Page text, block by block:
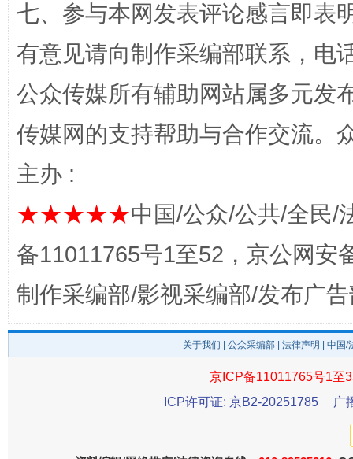
完善运行机制助力责任有效落实 一纸欠
东山县通报“牛蛙产品抗生素超标问题” 法
七、参与本网发表评论感言即表
有意见请向制作采编部联系，电
公众传媒所有辅助网站属多元发
传媒网的支持帮助与合作交流。
主办 :
★★★★★中国/公众/公共/全民/
备11011765号1至52，京公网安
制作采编部/影视采编部/发布广
关于我们 公众采编部 法律声明 | 中国
京ICP备11011765号1至
ICP许可证: 京B2-20251785
广